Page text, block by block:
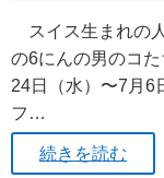
スイス生まれの
の6にんの男のコた
24日（水）〜7月6
フ…
続きを読む